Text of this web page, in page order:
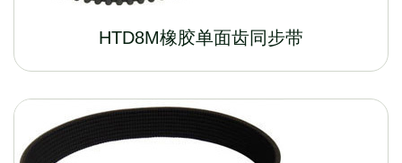
HTD8M橡胶单面齿同步带